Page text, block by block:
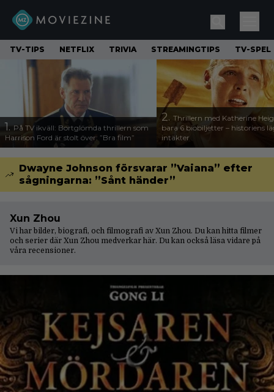
TV-TIPS NETFLIX TRIVIA STREAMINGTIPS TV-SPEL
1. På TV ikväll: Bortglömda thrillern som
Harrison Ford är stolt över: ”Bra film”
2. Thrillern med Katherine
bara 6 biobiljetter – historiens
intäkter
Dwayne Johnson försvarar ”Vaiana” efter
sågningarna: ”Sånt händer”
Xun Zhou
Vi har bilder, biografi, och filmografi av Xun Zhou. Du kan hitta filmer
och serier där Xun Zhou medverkar här. Du kan också läsa vidare på
våra recensioner.